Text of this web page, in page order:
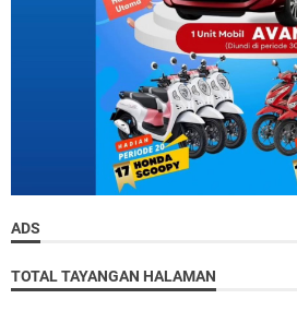
ADS
TOTAL TAYANGAN HALAMAN